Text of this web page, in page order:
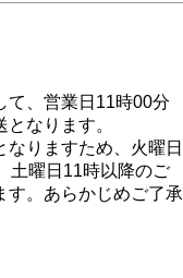
、営業日11時00分
なります。
りますため、火曜日
土曜日11時以降のご
。あらかじめご了承